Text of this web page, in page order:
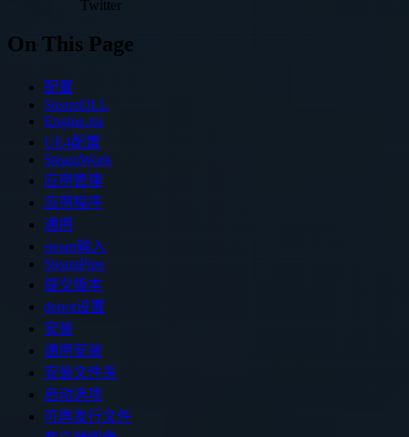
Twitter
On This Page
配置
SteamDLL
Engine.ini
UE4配置
SteamWork
应用管理
应用程序
通用
steam输入
SteamPipe
提交版本
depot设置
安装
通用安装
安装文件夹
启动选项
可再发行文件